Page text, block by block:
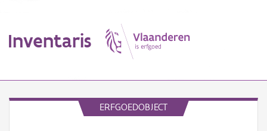
Inventaris
ERFGOEDOBJECT